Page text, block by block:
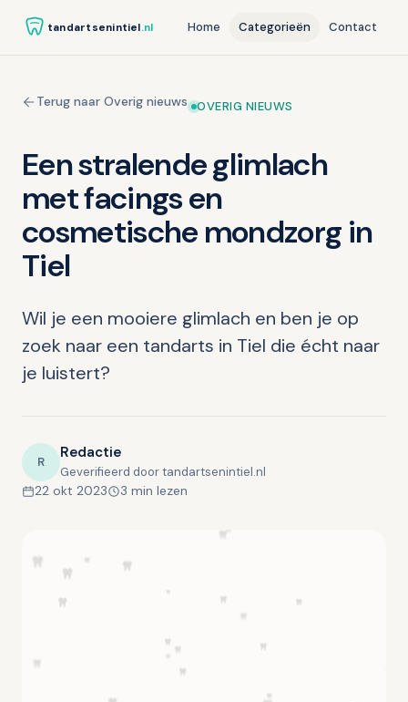
tandartsenintiel.nl Home Categorieën Contact
Terug naar Overig nieuws OVERIG NIEUWS
Een stralende glimlach
met facings en
cosmetische mondzorg in
Tiel
Wil je een mooiere glimlach en ben je op
zoek naar een tandarts in Tiel die écht naar
je luistert?
R Redactie
Geverifieerd door tandartsenintiel.nl
22 okt 2023 3 min lezen